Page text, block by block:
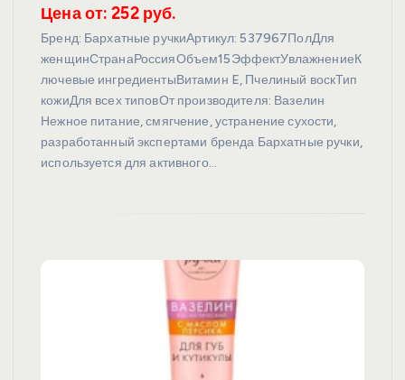
Цена от: 252 руб.
Бренд: Бархатные ручкиАртикул: 537967ПолДля
женщинСтранаРоссияОбъем15ЭффектУвлажнениеК
лючевые ингредиентыВитамин E, Пчелиный воскТип
кожиДля всех типовОт производителя: Вазелин
Нежное питание, смягчение, устранение сухости,
разработанный экспертами бренда Бархатные ручки,
используется для активного…